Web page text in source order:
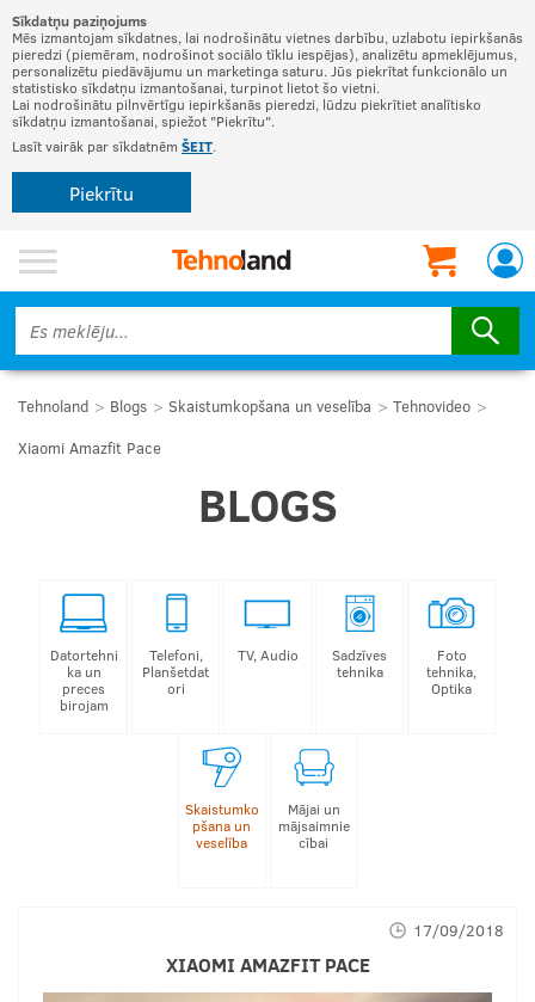
Sīkdatņu paziņojums
Mēs izmantojam sīkdatnes, lai nodrošinātu vietnes darbību, uzlabotu iepirkšanās
pieredzi (piemēram, nodrošinot sociālo tīklu iespējas), analizētu apmeklējumus,
personalizētu piedāvājumu un marketinga saturu. Jūs piekrītat funkcionālo un
statistisko sīkdatņu izmantošanai, turpinot lietot šo vietni.
Lai nodrošinātu pilnvērtīgu iepirkšanās pieredzi, lūdzu piekrītiet analītisko
sīkdatņu izmantošanai, spiežot "Piekrītu".
Lasīt vairāk par sīkdatnēm ŠEIT.
Piekrītu
Tehnoland Blogs Skaistumkopšana un veselība
Tehnovideo
Xiaomi Amazfit Pace
BLOGS
Datortehni
ka un
preces
birojam
Telefoni,
Planšetdat
ori
TV, Audio
Sadzīves
tehnika
Foto
tehnika,
Optika
Skaistumko
pšana un
veselība
Mājai un
mājsaimnie
cībai
XIAOMI AMAZFIT PACE
17/09/2018